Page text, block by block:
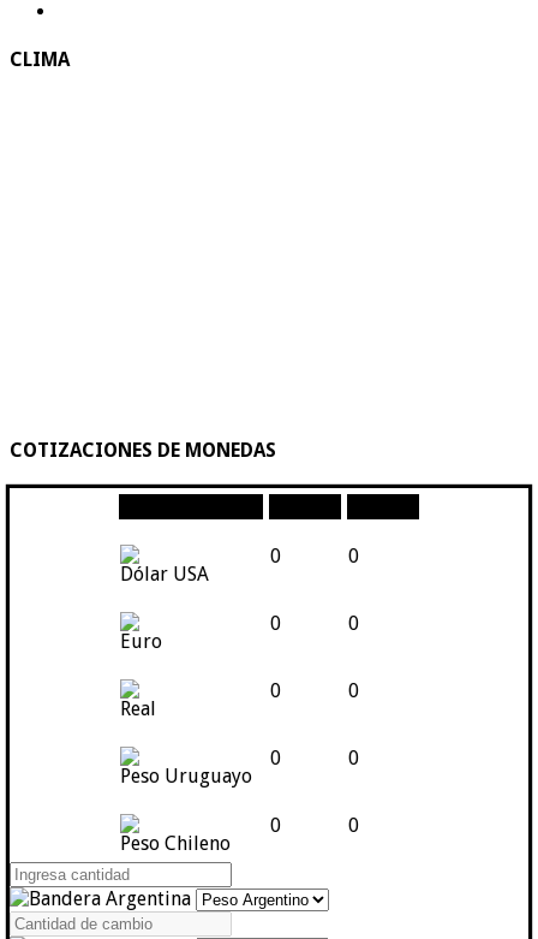
CLIMA
COTIZACIONES DE MONEDAS
Dólar USA
0 0
Euro
0 0
Real
0 0
Peso Uruguayo
0 0
Peso Chileno
0 0